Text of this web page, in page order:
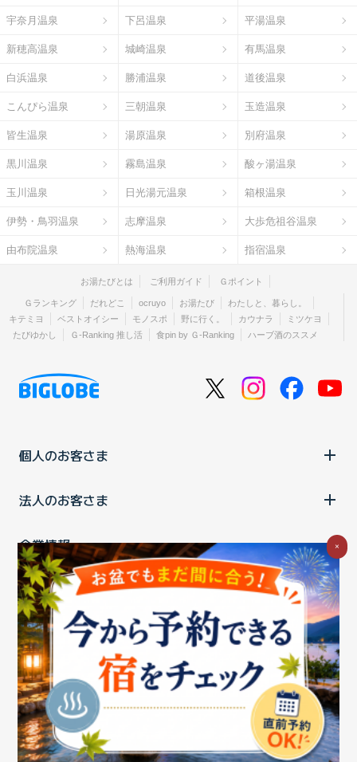
宇奈月温泉 下呂温泉 平湯温泉
新穂高温泉 城崎温泉 有馬温泉
白浜温泉 勝浦温泉 道後温泉
こんぴら温泉 三朝温泉 玉造温泉
皆生温泉 湯原温泉 別府温泉
黒川温泉 霧島温泉 酸ヶ湯温泉
玉川温泉 日光湯元温泉 箱根温泉
伊勢・鳥羽温泉 志摩温泉 大歩危祖谷温泉
由布院温泉 熱海温泉 指宿温泉
お湯たびとは ご利用ガイド Ｇポイント
Ｇランキング だれどこ ocruyo お湯たび
わたしと、暮らし。
キテミヨ
ベストオイシー モノスポ 野に行く。 カウナラ
ミツケヨ
たびゆかし
Ｇ-Ranking 推し活 食pin by Ｇ-Ranking ハーブ酒のススメ
個人のお客さま
法人のお客さま
企業情報
ご利用中の方
お問い合わせ消費税の表示 ウェブアクセシビリティの取り組み
個人情報保護ポリシープライバシーポータル
Cookieポリシー
特定商取引法に基づく表記情報セキュリティ基本方針
商標についてBIGLOBEトップ
×